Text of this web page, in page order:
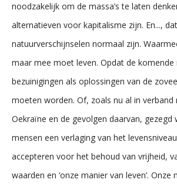
noodzakelijk om de massa’s te laten
alternatieven voor kapitalisme zijn. En...,
natuurverschijnselen normaal zijn.
maar mee moet leven. Opdat de komende
bezuinigingen als oplossingen van de
moeten worden. Of, zoals nu al in
Oekraïne en de gevolgen daarvan, gezegd
mensen een verlaging van het
accepteren voor het behoud van vrijheid,
waarden en ‘onze manier van leven’. Onze